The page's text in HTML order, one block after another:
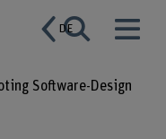
DE
Software-Design